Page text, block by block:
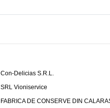
Con-Delicias S.R.L.
SRL Vioniservice
FABRICA DE CONSERVE DIN